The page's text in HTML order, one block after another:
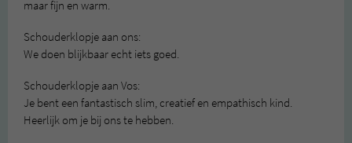
maar fijn en warm.
Schouderklopje aan ons:
We doen blijkbaar echt iets goed.
Schouderklopje aan Vos:
Je bent een fantastisch slim, creatief en empathisch kind.
Heerlijk om je bij ons te hebben.